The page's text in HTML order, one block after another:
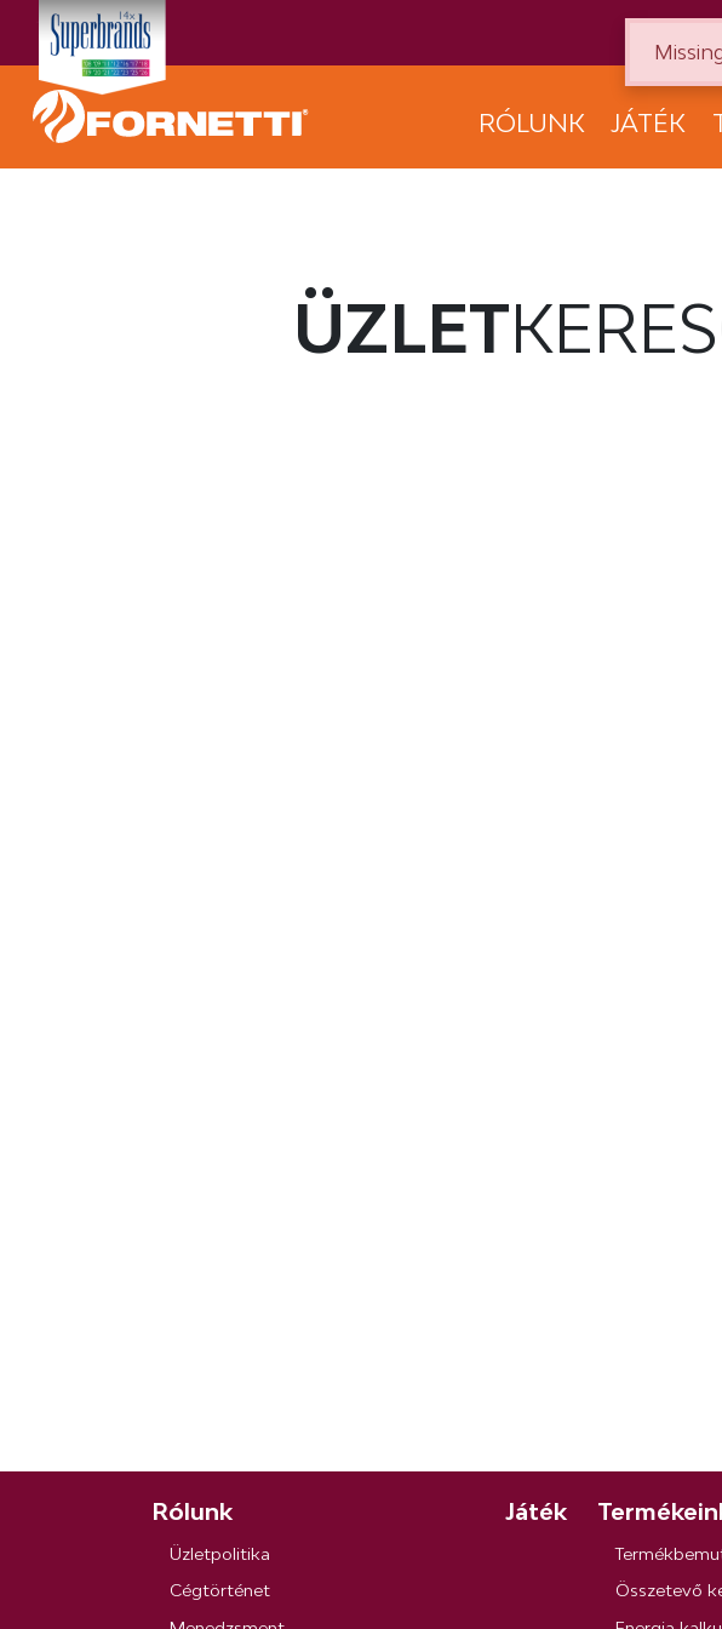
RÓLUNK JÁTÉK
ÜZLET
Rólunk
Üzletpolitika
Cégtörténet
Játék
Összetevő